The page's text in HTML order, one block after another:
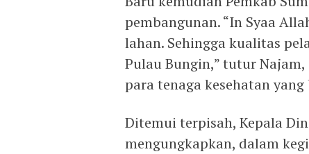
pembangunan. “In Syaa
lahan. Sehingga kualitas
Pulau Bungin,” tutur
para tenaga kesehatan yang
Ditemui terpisah, Kepala
mengungkapkan, dalam